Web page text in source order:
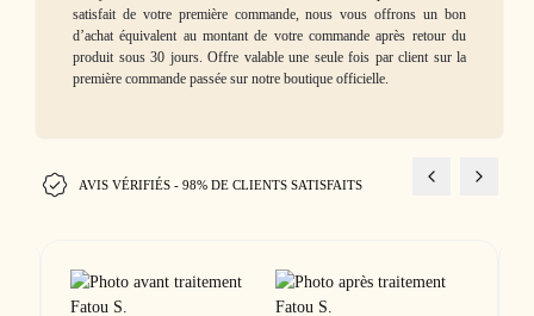
satisfait de votre première commande, nous vous offrons un bon
d’achat équivalent au montant de votre commande après retour du
produit sous 30 jours. Offre valable une seule fois par client sur la
première commande passée sur notre boutique officielle.
AVIS VÉRIFIÉS - 98% DE CLIENTS SATISFAITS